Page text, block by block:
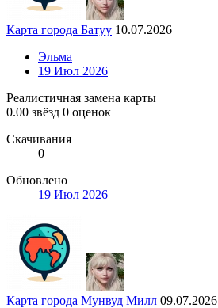
Карта города Батуу 10.07.2026
Эльма
19 Июл 2026
Реалистичная замена карты
0.00 звёзд 0 оценок
Скачивания
0
Обновлено
19 Июл 2026
Карта города Мунвуд Милл 09.07.2026